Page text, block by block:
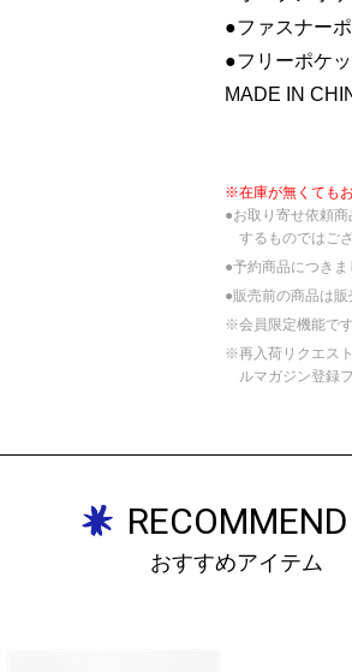
●ファスナー
●フリーポケッ
MADE IN
※在庫が無くても
●お取り寄せ依頼
するものではご
●予約商品につきま
●販売前の商品は
※会員限定機能で
※再入荷リクエス
ルマガジン登録
RECOMMEND
おすすめアイテム